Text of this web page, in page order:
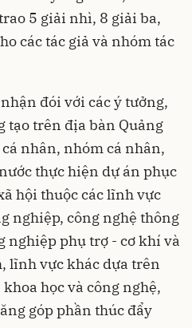
5 giải nhì, 8 giải ba,
các tác giả và nhóm tác
đói với các ý tưởng,
tạo trên địa bàn Quảng
nhân, nhóm cá nhân,
thực hiện dự án phục
hội thuộc các lĩnh vực
nghiệp, công nghệ thông
nghiệp phụ trợ - cơ khí và
lĩnh vực khác dựa trên
học và công nghệ,
góp phần thúc đẩy